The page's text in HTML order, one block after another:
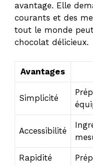
avantage. Elle
courants et des
tout le monde
chocolat délicieux.
Avantages
Simplicité
Accessibilité
Rapidité